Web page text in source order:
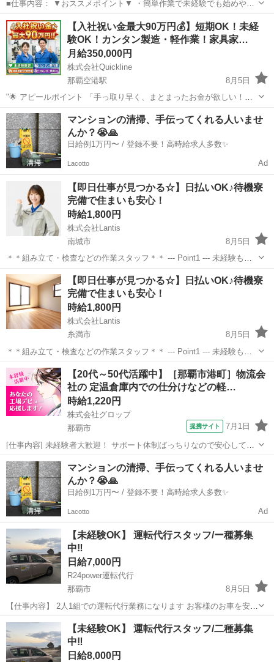
■仕事内容： ▼おススメポイント▼ ・簡単作業で未経験でも始めやす
い◎ ・土日祝休み＆16:45退勤でプライベート充実！ ・モクモク作業
が好きな方にぴったり♪ ・無料駐車場ありで通勤ラクラク！
—————————...
沖縄 糸満市 軽作業 スタッフ
【入社祝い金最大90万円💰】短期OK！未経
験OK！カンタン製造・軽作業！家具家…
月給350,000円
株式会社Quickline
那覇空港駅
8月5日
"🌟 アピールポイント 「手っ取り早く、まとまったお金が欲しい！」
「今の生活を抜け出して、すぐにでも新生活を始めたい！」 そんなあ
なたの願い、ここで叶えませんか？🤝✨ 全国2万件以上の圧倒的な求人
数の中から、あ...
沖縄 那覇市 工場
マンションの清掃、手伝ってくれる人いませ
んか？😭🙏
日給例1万円〜 / 登録不要！高時給求人多数✨
Lacotto Ad
【即日仕事が見つかる☆】日払いOK♪待機寮
完備で住まいも安心！
時給1,800円
株式会社Lantis
南城市
8月5日
＊＊組み立て・検査などの作業スタッフ＊＊ --- Point1 --- 未経験も就
業OK！ 工場未経験でもご安心ください！！ 先輩スタッフがイチから
丁寧にサポート！ 未経験からスタートした方も多数活躍しています
☆...
沖縄 南城市 工場 スタッフ
【即日仕事が見つかる☆】日払いOK♪待機寮
完備で住まいも安心！
時給1,800円
株式会社Lantis
糸満市
8月5日
＊＊組み立て・検査などの作業スタッフ＊＊ --- Point1 --- 未経験も就
業OK！ 工場未経験でもご安心ください！！ 先輩スタッフがイチから
丁寧にサポート！ 未経験からスタートした方も多数活躍しています
☆...
沖縄 糸満市 工場 スタッフ
【20代～50代活躍中】［那覇市港町］物流会
社の 定温倉庫内での仕分けなどの軽…
時給1,220円
株式会社グロップ
那覇市
提携サイト 7月1日
[仕事内容] 未経験者大歓迎！ サポート体制ばっちりなので安心してス
タートできます。 【物流倉庫での仕分けや検品】 ◎仕事内容 （雇入
れ直後） 業者向けの酒類などの飲料、調味料、コンビニ製品や日用
品、食品を取り扱う 定...
沖縄 那覇市
マンションの清掃、手伝ってくれる人いませ
んか？😭🙏
日給例1万円〜 / 登録不要！高時給求人多数✨
Lacotto Ad
【未経験OK】 運転代行スタッフ/ー種募集
中‼️
日給7,000円
R24power運転代行
那覇市
8月5日
【仕事内容】 2人1組での運転代行業務になります お客様のお車を安全
に目的地まで運転する お仕事です。 丁寧な運転と笑顔の接客で、お客
様に安心をお届けします。 那覇、南部エリアを中心に稼働中！ 運転代
行に興味がある方...
沖縄 那覇市 軽作業 スタッフ
【未経験OK】 運転代行スタッフ/二種募集
中‼️
日給8,000円